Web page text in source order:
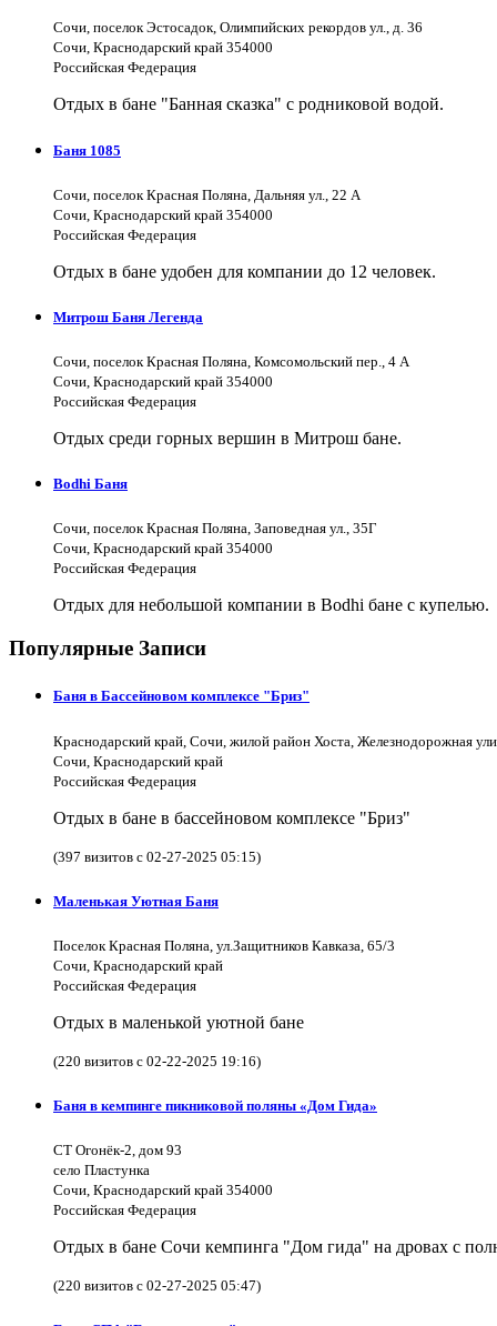
Сочи, поселок Эстосадок, Олимпийских рекордов ул., д. 36
Сочи, Краснодарский край 354000
Российская Федерация
Отдых в бане "Банная сказка" с родниковой водой.
Баня 1085
Сочи, поселок Красная Поляна, Дальняя ул., 22 А
Сочи, Краснодарский край 354000
Российская Федерация
Отдых в бане удобен для компании до 12 человек.
Митрош Баня Легенда
Сочи, поселок Красная Поляна, Комсомольский пер., 4 А
Сочи, Краснодарский край 354000
Российская Федерация
Отдых среди горных вершин в Митрош бане.
Bodhi Баня
Сочи, поселок Красная Поляна, Заповедная ул., 35Г
Сочи, Краснодарский край 354000
Российская Федерация
Отдых для небольшой компании в Bodhi бане с купелью.
Популярные Записи
Баня в Бассейновом комплексе "Бриз"
Краснодарский край, Сочи, жилой район Хоста, Железнодорожная
Сочи, Краснодарский край
Российская Федерация
Отдых в бане в бассейновом комплексе "Бриз"
(397 визитов с 02-27-2025 05:15)
Маленькая Уютная Баня
Поселок Красная Поляна, ул.Защитников Кавказа, 65/3
Сочи, Краснодарский край
Российская Федерация
Отдых в маленькой уютной бане
(220 визитов с 02-22-2025 19:16)
Баня в кемпинге пикниковой поляны «Дом Гида»
СТ Огонёк-2, дом 93
село Пластунка
Сочи, Краснодарский край 354000
Российская Федерация
Отдых в бане Сочи кемпинга "Дом гида" на дровах с
(220 визитов с 02-27-2025 05:47)